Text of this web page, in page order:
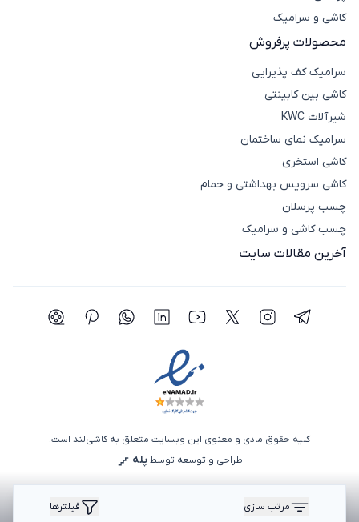
مرتب سازی فیلترها
کاشی و سرامیک
محصولات پرفروش
سرامیک کف پذیرایی
کاشی بین کابینتی
شیرآلات KWC
سرامیک نمای ساختمان
کاشی استخری
کاشی سرویس بهداشتی و حمام
چسب پرسلان
چسب کاشی و سرامیک
آخرین مقالات سایت
کلیه حقوق مادی و معنوی این وبسایت متعلق به کاشی‌لند است.
طراحی و توسعه توسطپله
شبکه اجتماعی تلگرام
شبکه اجتماعی اینستاگرام
شبکه اجتماعی توییتر(ایکس)
شبکه اجتماعی یوتیوب
شبکه اجتماعی لینکدین
شبکه اجتماعی واتساپ
شبکه اجتماعی
شبکه